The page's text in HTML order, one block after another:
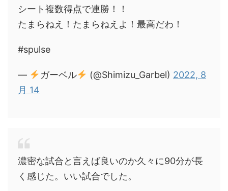
シート複数得点で連勝！！
たまらねえ！たまらねえよ！最高だわ！
#spulse
— ガーベル (@Shimizu_Garbel) 2022, 8
月 14
濃密な試合と言えば良いのか久々に90分が長
く感じた。いい試合でした。